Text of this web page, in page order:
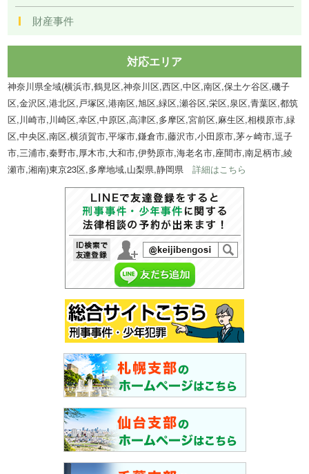
財産事件
対応エリア
神奈川県全域(横浜市,鶴見区,神奈川区,西区,中区,南区,保土ケ谷区,磯子
区,金沢区,港北区,戸塚区,港南区,旭区,緑区,瀬谷区,栄区,泉区,青葉区,都筑
区,川崎市,川崎区,幸区,中原区,高津区,多摩区,宮前区,麻生区,相模原市,緑
区,中央区,南区,横須賀市,平塚市,鎌倉市,藤沢市,小田原市,茅ヶ崎市,逗子
市,三浦市,秦野市,厚木市,大和市,伊勢原市,海老名市,座間市,南足柄市,綾
瀬市,湘南)東京23区,多摩地域,山梨県,静岡県詳細はこちら